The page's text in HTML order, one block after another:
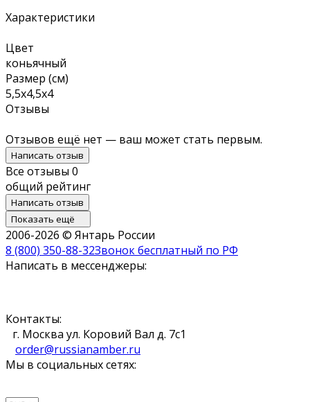
Характеристики
Цвет
коньячный
Размер (см)
5,5х4,5х4
Отзывы
Отзывов ещё нет — ваш может стать первым.
Написать отзыв
Все отзывы 0
общий рейтинг
Написать отзыв
Показать ещё
2006-2026 © Янтарь России
8 (800) 350-88-32Звонок бесплатный по РФ
Написать в мессенджеры:
Контакты:
г. Москва ул. Коровий Вал д. 7с1
order@russianamber.ru
Мы в социальных сетях: